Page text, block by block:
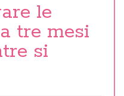
le
tre mesi
si